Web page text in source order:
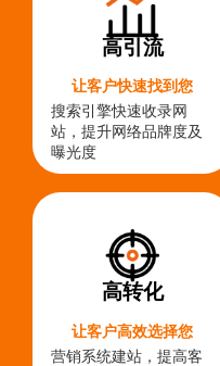
高引流
让客户快速找到您
搜索引擎快速收录网
站，提升网络品牌度及
曝光度
高转化
让客户高效选择您
营销系统建站，提高客